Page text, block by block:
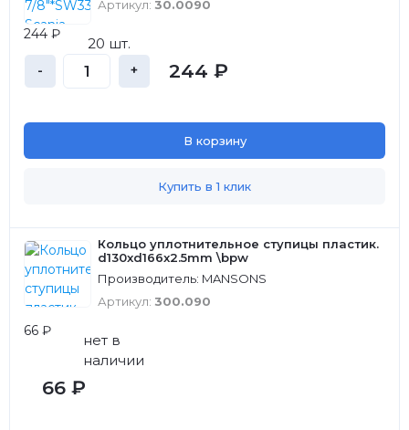
Артикул: 30.0090
244 ₽
20 шт.
- + 244 ₽
В корзину
Купить в 1 клик
Кольцо уплотнительное ступицы пластик.
d130xd166x2.5mm \bpw
Производитель: MANSONS
Артикул: 300.090
66 ₽
нет в
наличии
66 ₽